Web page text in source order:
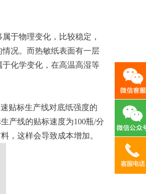
属于物理变化，比较稳定，
况。而热敏纸表面有一层
化学变化，在高温高湿等
贴标生产线对底纸强度的
产线的贴标速度为100瓶/分
，这样会导致成本增加。